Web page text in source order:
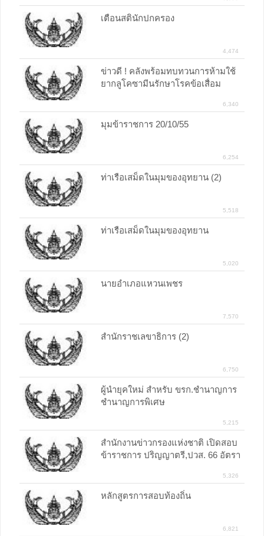
เตือนสตินักปกครอง
4,474
ข่าวดี ! คลังพร้อมทบทวนการห้ามใช้
ยากลูโคซามีนรักษาโรคข้อเสื่อม
6,340
มุมข้าราชการ 20/10/55
6,254
ท่าเรือเสม็ดในมุมของอุทยาน (2)
5,518
ท่าเรือเสม็ดในมุมของอุทยาน
5,020
นายอำเภอแหวนเพชร
7,570
สำนักราชเลขาธิการ (2)
6,750
ผู้นำยุคใหม่ สำหรับ ขรก.ชำนาญการ
ชำนาญการพิเศษ
5,215
สำนักงานข่าวกรองแห่งชาติ เปิดสอบ
ข้าราชการ ปริญญาตรี,ปวส. 66 อัตรา
5,326
หลักสูตรการสอบท้องถิ่น
6,821